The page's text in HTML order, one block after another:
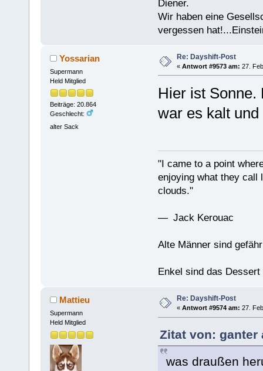
Diener.
Wir haben eine
vergessen
Yossarian
Supermann
Held Mitglied
Beiträge: 20.864
Geschlecht:
alter Sack
Re: Dayshift-Post
« Antwort #9573 am: 27.
Hier ist
war es kalt
"I came to a point
enjoying what they call
clouds."
— Jack Kerouac
Alte Männer sind
Enkel sind das
Mattieu
Supermann
Held Mitglied
Re: Dayshift-Post
« Antwort #9574 am: 27.
Zitat von: ganter
was draußen